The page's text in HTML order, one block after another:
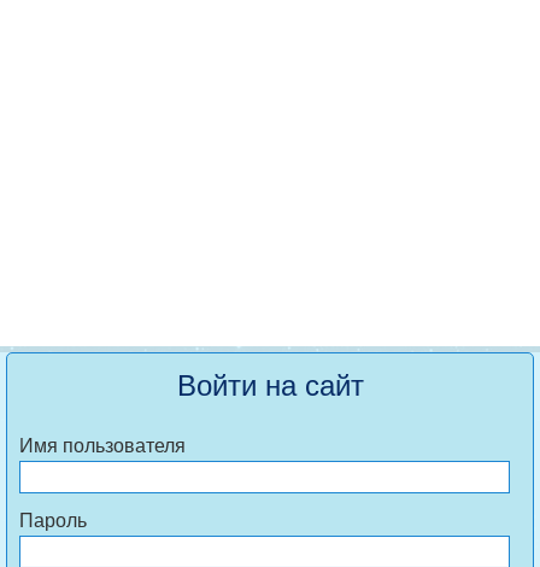
Войти на сайт
Имя пользователя
Пароль